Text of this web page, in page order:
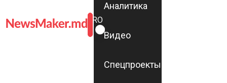
ROMÂNĂ
RU
Аналитика
Видео
Спецпроекты